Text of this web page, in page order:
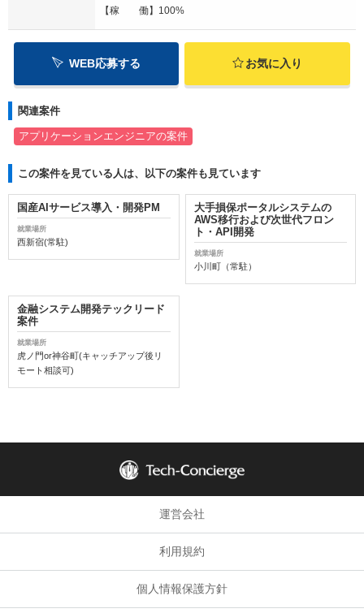
【稼 働】100%
WEB応募する お気に入り
関連案件
アプリケーションエンジニアの案件
この案件を見ている人は、以下の案件も見ています
国産AIサービス導入・開発PM
就業場所
西新宿(常駐)
大手損保ポータルシステムの
AWS移行および次世代フロン
ト・API開発
就業場所
小川町（常駐）
金融システム開発テックリード
案件
就業場所
虎ノ門or神谷町(キャッチアップ後リ
モート相談可)
運営会社
利用規約
個人情報保護方針